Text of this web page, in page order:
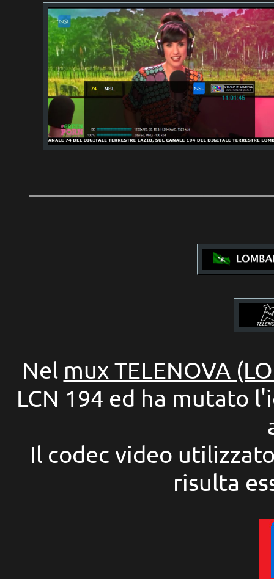
Nel mux TELENOVA
LCN 194 ed ha mutato
Il codec video
risulta